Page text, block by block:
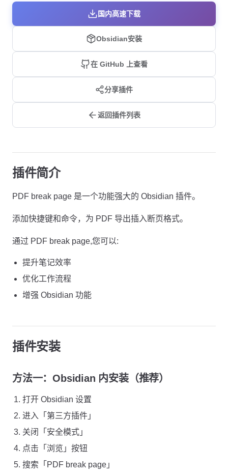
国内高速下载
Obsidian安装
在 GitHub 上查看
分享插件
返回插件列表
插件简介
PDF break page 是一个功能强大的 Obsidian 插件。
添加快捷键和命令，为 PDF 导出插入断页格式。
通过 PDF break page,您可以:
提升笔记效率
优化工作流程
增强 Obsidian 功能
插件安装
方法一：Obsidian 内安装（推荐）
打开 Obsidian 设置
进入「第三方插件」
关闭「安全模式」
点击「浏览」按钮
搜索「PDF break page」